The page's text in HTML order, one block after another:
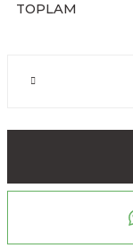
TOPLAM